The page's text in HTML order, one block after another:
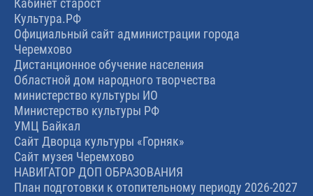
Кабинет старост
Культура.РФ
Официальный сайт администрации города
Черемхово
Дистанционное обучение населения
Областной дом народного творчества
министерство культуры ИО
Министерство культуры РФ
УМЦ Байкал
Сайт Дворца культуры «Горняк»
Сайт музея Черемхово
НАВИГАТОР ДОП ОБРАЗОВАНИЯ
План подготовки к отопительному периоду 2026-2027